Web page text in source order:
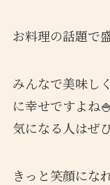
お料理の話題で
みんなで美味し
に幸せですよね
気になる人はぜ
きっと笑顔にな